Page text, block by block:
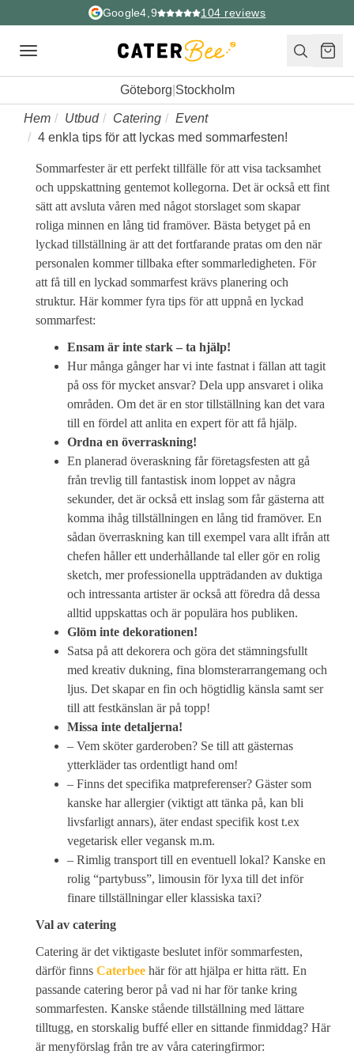
Google4,9 104 reviews
Toggle
Göteborg Stockholm
Hem Utbud Catering
Event
4 enkla tips för att lyckas med sommarfesten!
Sommarfester är ett perfekt tillfälle för att visa tacksamhet
och uppskattning gentemot kollegorna. Det är också ett fint
sätt att avsluta våren med något storslaget som skapar
roliga minnen en lång tid framöver. Bästa betyget på en
lyckad tillställning är att det fortfarande pratas om den när
personalen kommer tillbaka efter sommarledigheten. För
att få till en lyckad sommarfest krävs planering och
struktur. Här kommer fyra tips för att uppnå en lyckad
sommarfest:
Ensam är inte stark – ta hjälp!
Hur många gånger har vi inte fastnat i fällan att tagit
på oss för mycket ansvar? Dela upp ansvaret i olika
områden. Om det är en stor tillställning kan det vara
till en fördel att anlita en expert för att få hjälp.
Ordna en överraskning!
En planerad överaskning får företagsfesten att gå
från trevlig till fantastisk inom loppet av några
sekunder, det är också ett inslag som får gästerna att
komma ihåg tillställningen en lång tid framöver. En
sådan överraskning kan till exempel vara allt ifrån att
chefen håller ett underhållande tal eller gör en rolig
sketch, mer professionella uppträdanden av duktiga
och intressanta artister är också att föredra då dessa
alltid uppskattas och är populära hos publiken.
Glöm inte dekorationen!
Satsa på att dekorera och göra det stämningsfullt
med kreativ dukning, fina blomsterarrangemang och
ljus. Det skapar en fin och högtidlig känsla samt ser
till att festkänslan är på topp!
Missa inte detaljerna!
– Vem sköter garderoben? Se till att gästernas
ytterkläder tas ordentligt hand om!
– Finns det specifika matpreferenser? Gäster som
kanske har allergier (viktigt att tänka på, kan bli
livsfarligt annars), äter endast specifik kost t.ex
vegetarisk eller vegansk m.m.
– Rimlig transport till en eventuell lokal? Kanske en
rolig “partybuss”, limousin för lyxa till det inför
finare tillställningar eller klassiska taxi?
Val av catering
Catering är det viktigaste beslutet inför sommarfesten,
därför finns Caterbee här för att hjälpa er hitta rätt. En
passande catering beror på vad ni har för tanke kring
sommarfesten. Kanske stående tillställning med lättare
tilltugg, en storskalig buffé eller en sittande finmiddag? Här
är menyförslag från tre av våra cateringfirmor: